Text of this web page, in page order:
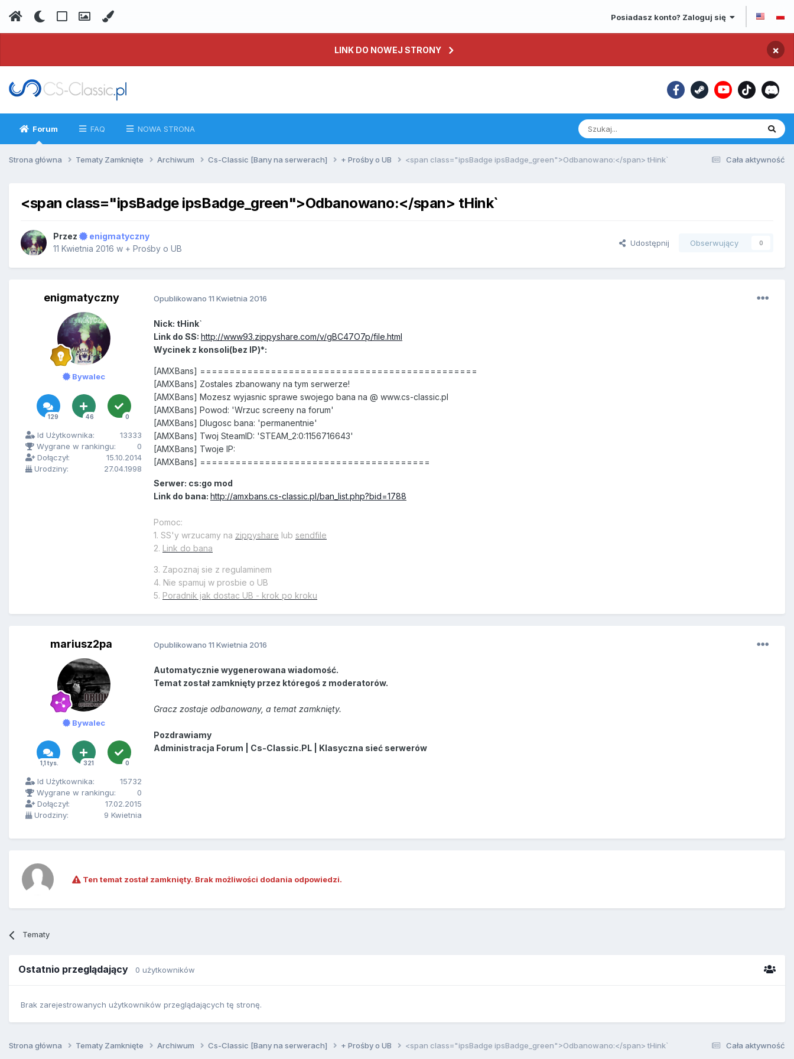
Posiadasz konto? Zaloguj się
LINK DO NOWEJ STRONY ×
Forum FAQ NOWA STRONA
Cała aktywność
Strona główna Tematy Zamknięte Archiwum Cs-Classic [Bany na serwerach] + Prośby o UB <span class="ipsBadge ipsBadge_green">Odbanowano:</span> tHink`
<span class="ipsBadge ipsBadge_green">Odbanowano:</span> tHink`
Przez
enigmatyczny
11 Kwietnia 2016 w + Prośby o UB
Udostępnij Obserwujący 0
enigmatyczny
Bywalec
129 46 0
Id Użytkownika:
13333
Wygrane w rankingu:
0
Dołączył:
15.10.2014
Urodziny:
27.04.1998
Opublikowano 11 Kwietnia 2016
Nick: tHink`
Link do SS: http://www93.zippyshare.com/v/gBC47O7p/file.html
Wycinek z konsoli(bez IP)*:
[AMXBans] ===============================================
[AMXBans] Zostales zbanowany na tym serwerze!
[AMXBans] Mozesz wyjasnic sprawe swojego bana na @ www.cs-classic.pl
[AMXBans] Powod: 'Wrzuc screeny na forum'
[AMXBans] Dlugosc bana: 'permanentnie'
[AMXBans] Twoj SteamID: 'STEAM_2:0:1156716643'
[AMXBans] Twoje IP:
[AMXBans] =======================================
Serwer: cs:go mod
Link do bana: http://amxbans.cs-classic.pl/ban_list.php?bid=1788
Pomoc:
1. SS'y wrzucamy na zippyshare lub sendfile
2. Link do bana
3. Zapoznaj sie z regulaminem
4. Nie spamuj w prosbie o UB
5. Poradnik jak dostac UB - krok po kroku
mariusz2pa
Bywalec
1,1 tys. 321 0
Id Użytkownika:
15732
Wygrane w rankingu:
0
Dołączył:
17.02.2015
Urodziny:
9 Kwietnia
Opublikowano 11 Kwietnia 2016
Automatycznie wygenerowana wiadomość.
Temat został zamknięty przez któregoś z moderatorów.
Gracz zostaje odbanowany, a temat zamknięty.
Pozdrawiamy
Administracja Forum | Cs-Classic.PL | Klasyczna sieć serwerów
Ten temat został zamknięty. Brak możliwości dodania odpowiedzi.
Tematy
Ostatnio przeglądający 0 użytkowników
Brak zarejestrowanych użytkowników przeglądających tę stronę.
Cała aktywność
Strona główna Tematy Zamknięte Archiwum Cs-Classic [Bany na serwerach] + Prośby o UB <span class="ipsBadge ipsBadge_green">Odbanowano:</span> tHink`